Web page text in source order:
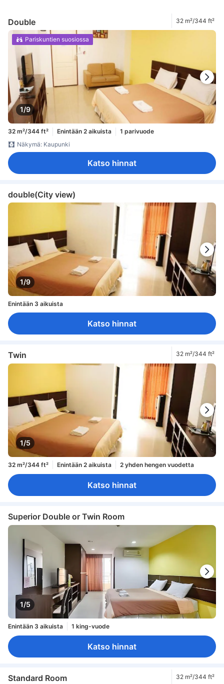
Double 32 m²/344 ft²
1/9
Pariskuntien suosiossa
32 m²/344 ft² Enintään 2 aikuista
1 parivuode
Näkymä: Kaupunki
Katso hinnat
double(City view)
1/9
Enintään 3 aikuista
Katso hinnat
Twin 32 m²/344 ft²
1/5
32 m²/344 ft² Enintään 2 aikuista 2 yhden hengen vuodetta
Katso hinnat
Superior Double or Twin Room
1/5
Enintään 3 aikuista 1 king-vuode
Katso hinnat
Standard Room 32 m²/344 ft²